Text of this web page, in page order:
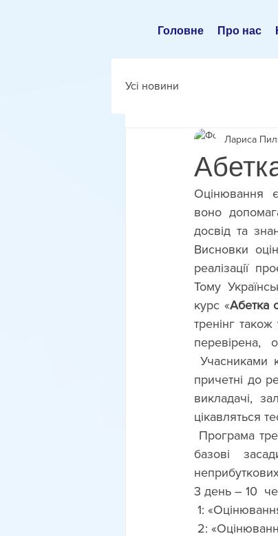
Головне Про нас
Усі новини
Лариса
Оцінювання  є
воно
досвід та
Висновки
реалізації
Тому
курс «Абетка
тренінг
перевірена,
Учасниками
причетні до
викладачі,
цікавляться
Програма
базові
3 день – 10
1:
2: